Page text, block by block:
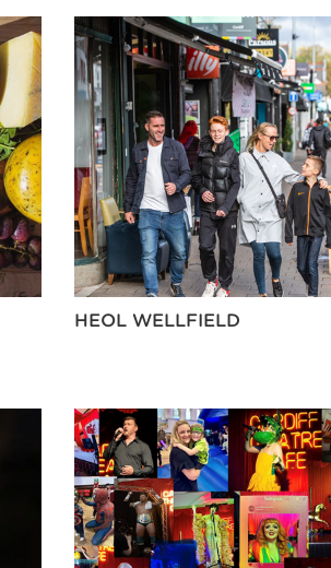
HEOL WELLFIELD